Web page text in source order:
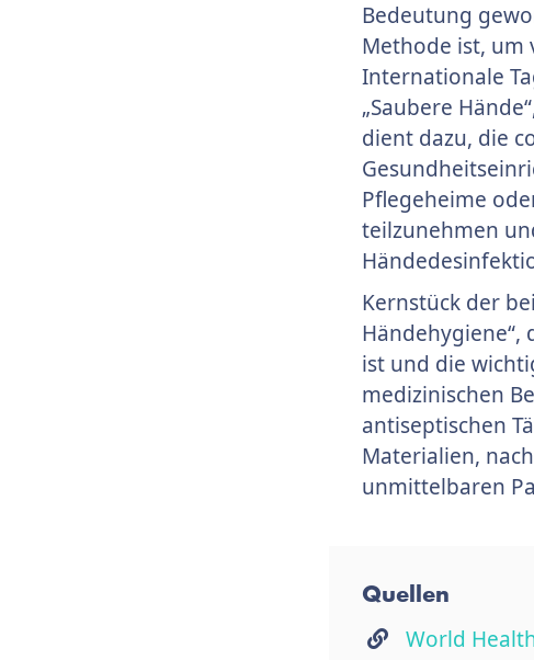
Bedeutung
Methode ist, um
Internationale
„Saubere
dient dazu, die
Pflegeheime
teilzunehmen
Kernstück der
ist und die
medizinischen
antiseptischen
Materialien,
unmittelbaren
Quellen
World